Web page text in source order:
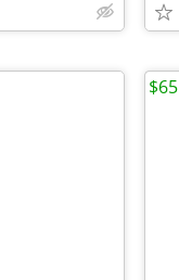
$65